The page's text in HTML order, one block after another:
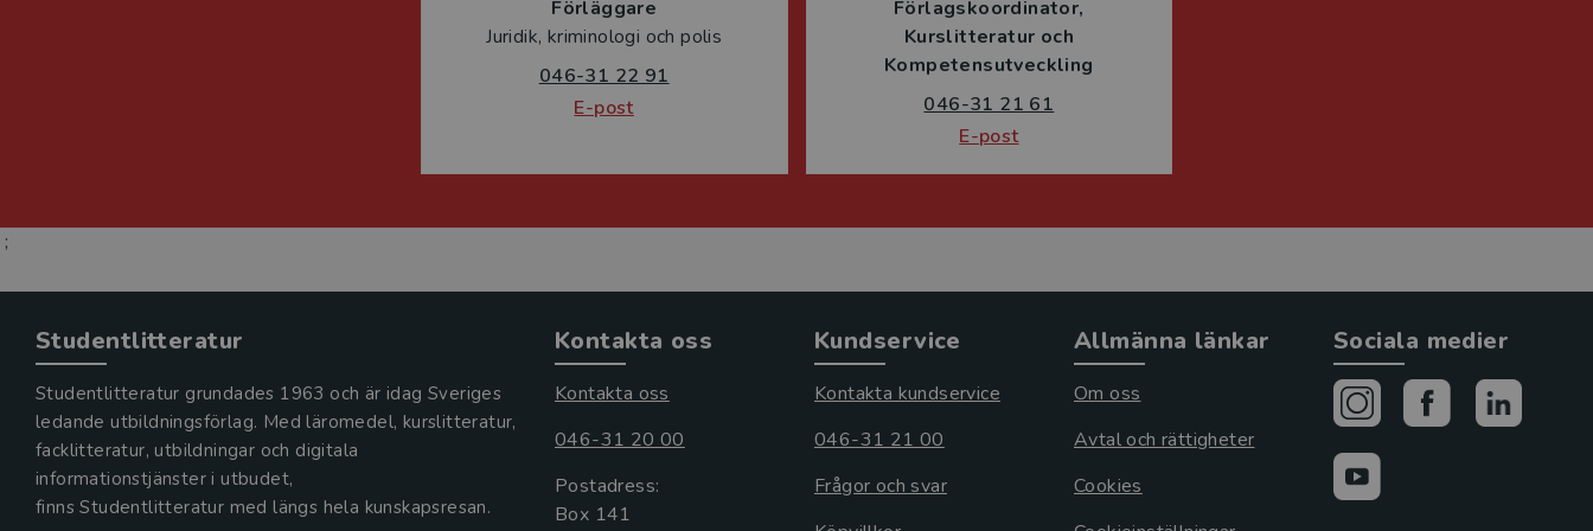
Förläggare
Juridik, kriminologi och polis
046-31 22 91
E-post
Förlagskoordinator
Kurslitteratur och
Kompetensutveckling
046-31 21 61
E-post
;
Studentlitteratur
Studentlitteratur grundades 1963 och är idag Sveriges
ledande utbildningsförlag. Med läromedel, kurslitteratur,
facklitteratur, utbildningar och digitala
informationstjänster i utbudet,
finns Studentlitteratur med längs hela kunskapsresan.
Kontakta oss
Kontakta oss
046-31 20 00
Postadress:
Box 141
Kundservice
Kontakta kundservice
046-31 21 00
Frågor och svar
Allmänna länkar
Om oss
Avtal och rättigheter
Cookies
Sociala medier